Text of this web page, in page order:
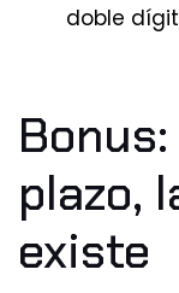
doble
plazo,
existe